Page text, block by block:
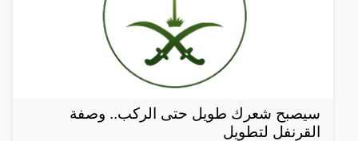
سيصبح شعرك طويل حتى الركب.. وصفة
القرنفل لتطويل